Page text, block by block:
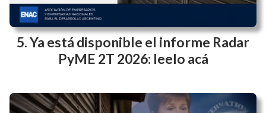
Ya está disponible el informe Radar
PyME 2T 2026: leelo acá